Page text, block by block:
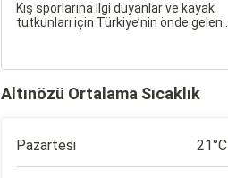
Kış sporlarına ilgi duyanlar ve kayak
tutkunları için Türkiye’nin önde gelen
güzellikleri içerisinde konumlanan
popüler bir tatil rotası.
Altınözü Ortalama Sıcaklık
Pazartesi 21°C